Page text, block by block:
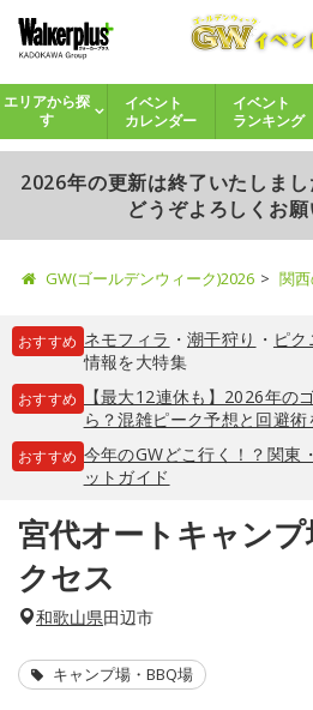
エリアから探
す
イベント
カレンダー
イベント
ランキング
2026年の更新は終了いたしま
どうぞよろしくお願
GW(ゴールデンウィーク)2026 関
おすすめ ネモフィラ ・ 潮干狩り ・ ピク
情報を大特集
おすすめ
【最大12連休も】2026年の
ら？混雑ピーク予想と回避術
おすすめ 今年のGWどこ行く！？関東
ットガイド
宮代オートキャン
クセス
和歌山県田辺市
キャンプ場・BBQ場